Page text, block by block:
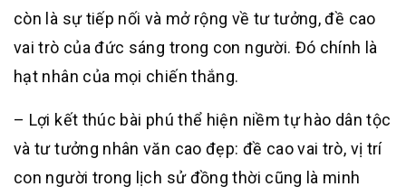
còn là sự tiếp nối và mở rộng về tư tưởng, đề cao
vai trò của đức sáng trong con người. Đó chính là
hạt nhân của mọi chiến thắng.
– Lợi kết thúc bài phú thể hiện niềm tự hào dân tộc
và tư tưởng nhân văn cao đẹp: đề cao vai trò, vị trí
con người trong lịch sử đồng thời cũng là minh